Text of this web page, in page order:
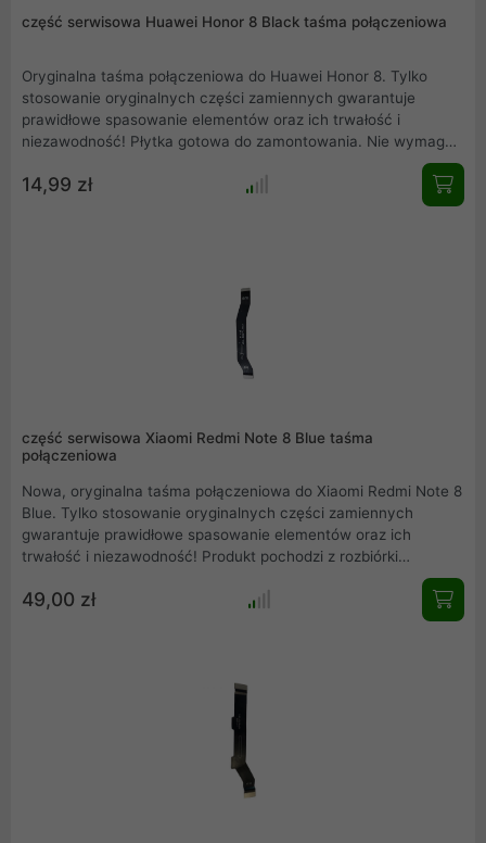
część serwisowa Huawei Honor 8 Black taśma połączeniowa
Oryginalna taśma połączeniowa do Huawei Honor 8. Tylko
stosowanie oryginalnych części zamiennych gwarantuje
prawidłowe spasowanie elementów oraz ich trwałość i
niezawodność! Płytka gotowa do zamontowania. Nie wymaga
lutowania. Produkt pochodzi z rozbiórki oryginalnego Huawei
Honor 8 .
14,99 zł
część serwisowa Xiaomi Redmi Note 8 Blue taśma
połączeniowa
Nowa, oryginalna taśma połączeniowa do Xiaomi Redmi Note 8
Blue. Tylko stosowanie oryginalnych części zamiennych
gwarantuje prawidłowe spasowanie elementów oraz ich
trwałość i niezawodność! Produkt pochodzi z rozbiórki
oryginalnego Xiaomi Redmi Note 8 Blue. Rzeczywiste zdjęcie
produktu .
49,00 zł